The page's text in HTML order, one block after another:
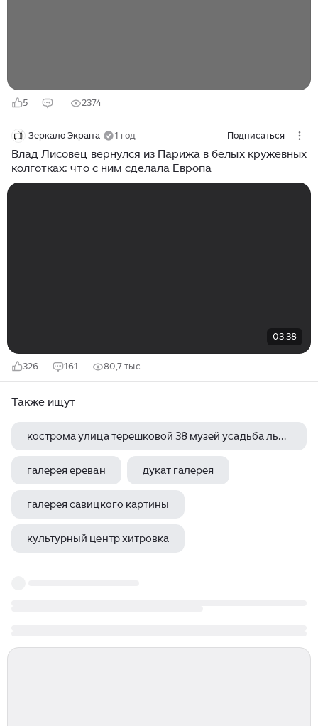
5 2374
Зеркало Экрана 1 год Подписаться
Влад Лисовец вернулся из Парижа в белых кружевных
колготках: что с ним сделала Европа
03:38
326 161 80,7 тыс
Также ищут
кострома улица терешковой 38 музей усадьба льна и бересты
галерея ереван дукат галерея
галерея савицкого картины
культурный центр хитровка